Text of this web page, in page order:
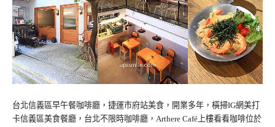
台北信義區早午餐咖啡廳，捷運市府站美食，開業多年，橫掃IG網美打
卡信義區美食餐廳，台北不限時咖啡廳，Arthere Café上樓看看咖啡位於